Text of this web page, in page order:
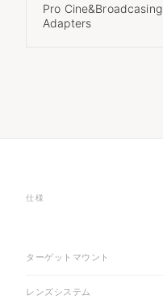
Pro Cine&Broadcasing
Adapters
仕様
ターゲットマウント
レンズシステム